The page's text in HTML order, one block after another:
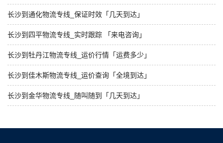
长沙到通化物流专线_保证时效「几天到达」
长沙到四平物流专线_实时跟踪 「来电咨询」
长沙到牡丹江物流专线_运价行情「运费多少」
长沙到佳木斯物流专线_运价查询「全境到达」
长沙到金华物流专线_随叫随到「几天到达」